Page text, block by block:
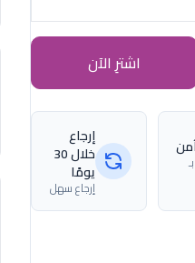
اشترِ الآن
إرجاع
خلال 30
يومًا
إرجاع سهل